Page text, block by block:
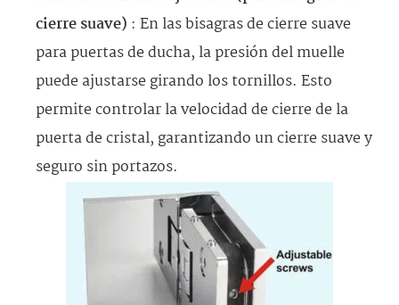
cierre suave) : En las bisagras de cierre suave
para puertas de ducha, la presión del muelle
puede ajustarse girando los tornillos. Esto
permite controlar la velocidad de cierre de la
puerta de cristal, garantizando un cierre suave y
seguro sin portazos.